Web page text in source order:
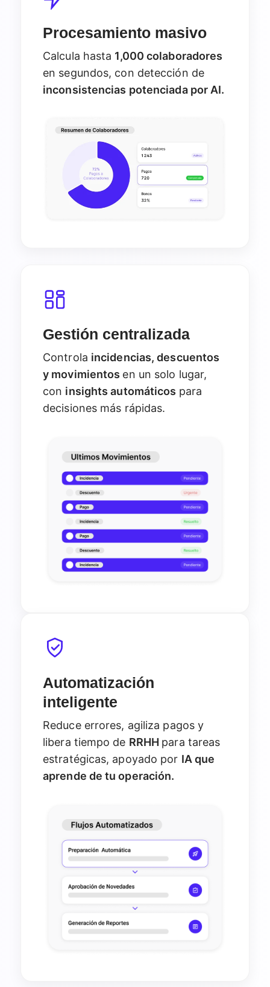
Procesamiento masivo
Calcula hasta 1,000 colaboradores
en segundos, con detección de
inconsistencias potenciada por AI.
Gestión centralizada
Controla incidencias, descuentos
y movimientos en un solo lugar,
con insights automáticos para
decisiones más rápidas.
Automatización
inteligente
Reduce errores, agiliza pagos y
libera tiempo de RRHH para tareas
estratégicas, apoyado por IA que
aprende de tu operación.